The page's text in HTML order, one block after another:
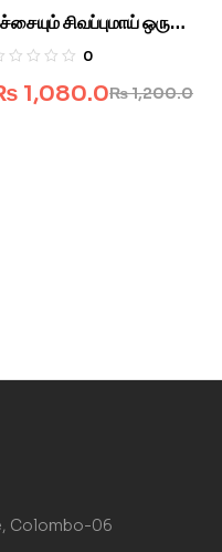
சிவப்புமாய் ஒரு
மரம்
0
₨1,200.0
1,080.0
Colombo-06